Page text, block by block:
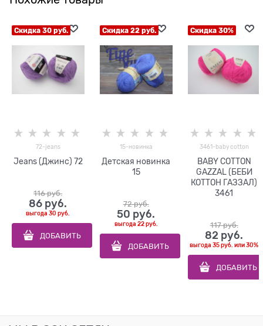
Скидка 30 руб.
72-jeans
Jeans (Джинс) 72
116 руб.
86 руб.
выгода30 руб.
ДОБАВИТЬ
Скидка 22 руб.
15-новинка
Детская новинка
15
72 руб.
50 руб.
выгода 22 руб.
ДОБАВИТЬ
Скидка 30%
3461-baby cotton
BABY COTTON
GAZZAL (БЕБИ
КОТТОН ГАЗЗАЛ)
3461
117 руб.
82 руб.
выгода35 руб. или30%
ДОБАВИТЬ